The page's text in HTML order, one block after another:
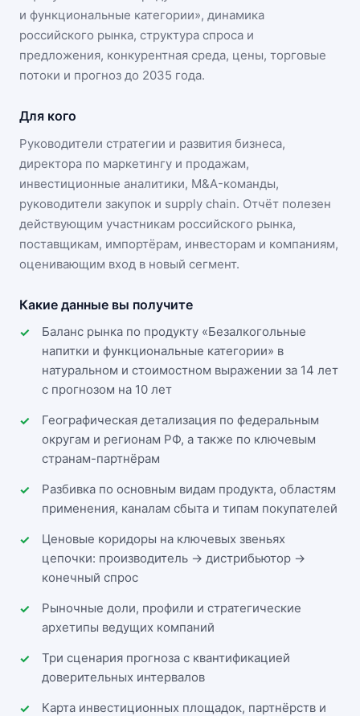
и функциональные категории», динамика
российского рынка, структура спроса и
предложения, конкурентная среда, цены, торговые
потоки и прогноз до 2035 года.
Для кого
Руководители стратегии и развития бизнеса,
директора по маркетингу и продажам,
инвестиционные аналитики, M&A-команды,
руководители закупок и supply chain. Отчёт полезен
действующим участникам российского рынка,
поставщикам, импортёрам, инвесторам и компаниям,
оценивающим вход в новый сегмент.
Какие данные вы получите
Баланс рынка по продукту «Безалкогольные
напитки и функциональные категории» в
натуральном и стоимостном выражении за 14 лет
с прогнозом на 10 лет
Географическая детализация по федеральным
округам и регионам РФ, а также по ключевым
странам-партнёрам
Разбивка по основным видам продукта, областям
применения, каналам сбыта и типам покупателей
Ценовые коридоры на ключевых звеньях
цепочки: производитель → дистрибьютор →
конечный спрос
Рыночные доли, профили и стратегические
архетипы ведущих компаний
Три сценария прогноза с квантификацией
доверительных интервалов
Карта инвестиционных площадок, партнёрств и